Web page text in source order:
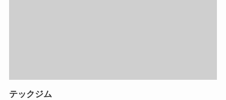
テックジム